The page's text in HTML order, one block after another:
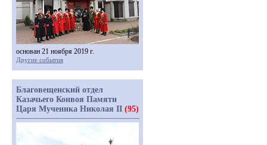
основан 21 ноября 2019 г.
Другие события
Благовещенский отдел
Казачьего Конвоя Памяти
Царя Мученика Николая II (95)